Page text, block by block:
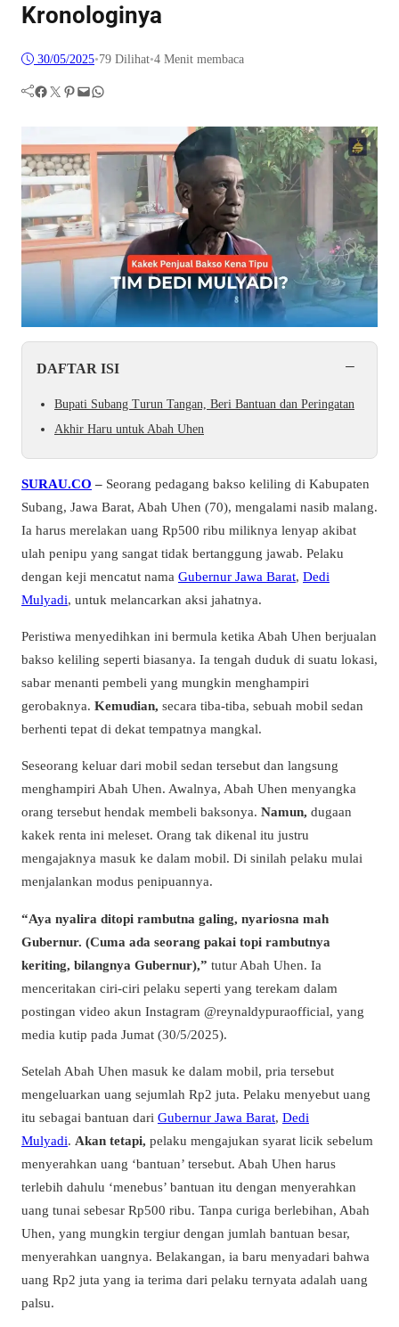
Kronologinya
30/05/2025•79 Dilihat•4 Menit membaca
Facebook Twitter Pinterest Mail WhatsApp
DAFTAR ISI −
Bupati Subang Turun Tangan, Beri Bantuan dan Peringatan
Akhir Haru untuk Abah Uhen
SURAU.CO – Seorang pedagang bakso keliling di Kabupaten
Subang, Jawa Barat, Abah Uhen (70), mengalami nasib malang.
Ia harus merelakan uang Rp500 ribu miliknya lenyap akibat
ulah penipu yang sangat tidak bertanggung jawab. Pelaku
dengan keji mencatut nama Gubernur Jawa Barat, Dedi
Mulyadi, untuk melancarkan aksi jahatnya.
Peristiwa menyedihkan ini bermula ketika Abah Uhen berjualan
bakso keliling seperti biasanya. Ia tengah duduk di suatu lokasi,
sabar menanti pembeli yang mungkin menghampiri
gerobaknya. Kemudian, secara tiba-tiba, sebuah mobil sedan
berhenti tepat di dekat tempatnya mangkal.
Seseorang keluar dari mobil sedan tersebut dan langsung
menghampiri Abah Uhen. Awalnya, Abah Uhen menyangka
orang tersebut hendak membeli baksonya. Namun, dugaan
kakek renta ini meleset. Orang tak dikenal itu justru
mengajaknya masuk ke dalam mobil. Di sinilah pelaku mulai
menjalankan modus penipuannya.
“Aya nyalira ditopi rambutna galing, nyariosna mah
Gubernur. (Cuma ada seorang pakai topi rambutnya
keriting, bilangnya Gubernur),” tutur Abah Uhen. Ia
menceritakan ciri-ciri pelaku seperti yang terekam dalam
postingan video akun Instagram @reynaldypuraofficial, yang
media kutip pada Jumat (30/5/2025).
Setelah Abah Uhen masuk ke dalam mobil, pria tersebut
mengeluarkan uang sejumlah Rp2 juta. Pelaku menyebut uang
itu sebagai bantuan dari Gubernur Jawa Barat, Dedi
Mulyadi. Akan tetapi, pelaku mengajukan syarat licik sebelum
menyerahkan uang ‘bantuan’ tersebut. Abah Uhen harus
terlebih dahulu ‘menebus’ bantuan itu dengan menyerahkan
uang tunai sebesar Rp500 ribu. Tanpa curiga berlebihan, Abah
Uhen, yang mungkin tergiur dengan jumlah bantuan besar,
menyerahkan uangnya. Belakangan, ia baru menyadari bahwa
uang Rp2 juta yang ia terima dari pelaku ternyata adalah uang
palsu.